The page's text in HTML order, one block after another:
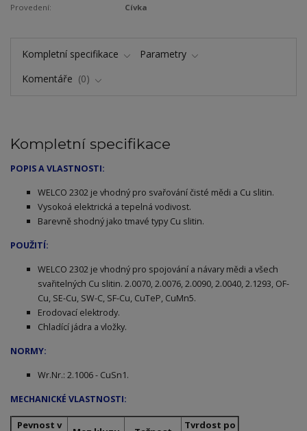
Provedení:
Cívka
Kompletní specifikace
Parametry
Komentáře
0
Kompletní specifikace
POPIS A VLASTNOSTI:
WELCO 2302 je vhodný pro svařování čisté mědi a Cu slitin.
Vysokoá elektrická a tepelná vodivost.
Barevně shodný jako tmavé typy Cu slitin.
POUŽITÍ:
WELCO 2302 je vhodný pro spojování a návary mědi a všech
svařitelných Cu slitin. 2.0070, 2.0076, 2.0090, 2.0040, 2.1293, OF-
Cu, SE-Cu, SW-C, SF-Cu, CuTeP, CuMn5.
Erodovací elektrody.
Chladící jádra a vložky.
NORMY:
Wr.Nr.: 2.1006 - CuSn1.
MECHANICKÉ VLASTNOSTI:
Pevnost v Tvrdost po